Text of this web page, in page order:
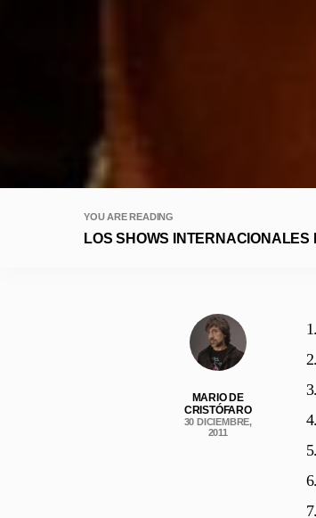
YOU ARE READING
LOS SHOWS INTERNACIONALES
MARIO DE
CRISTÓFARO
30 DICIEMBRE,
2011